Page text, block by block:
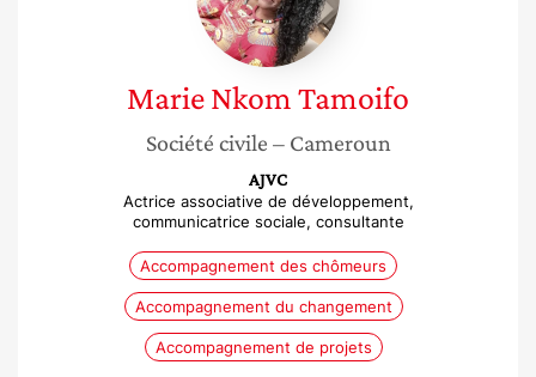
MarieNkom Tamoifo
Société civile – Cameroun
AJVC
Actrice associative de développement,
communicatrice sociale, consultante
Accompagnement des chômeurs
Accompagnement du changement
Accompagnement de projets